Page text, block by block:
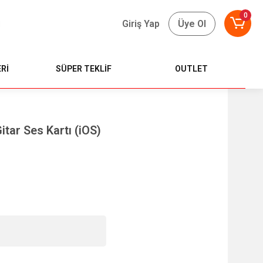
Giriş Yap Üye Ol
0
SÜPER TEKLİF OUTLET
Ses Kartı (iOS)